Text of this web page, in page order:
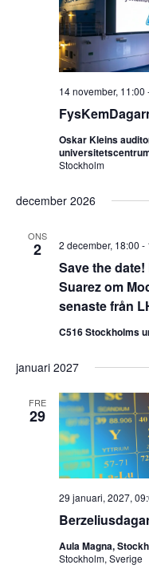
14 november, 11:00
Oskar Kleins
Stockholm
december 2026
ONS
2
Save the
Suarez om
senaste från
2 december, 18:00 -
C516 Stockholms
januari 2027
FRE
29
29 januari, 2027,
Aula Magna,
Stockholm, Sverige